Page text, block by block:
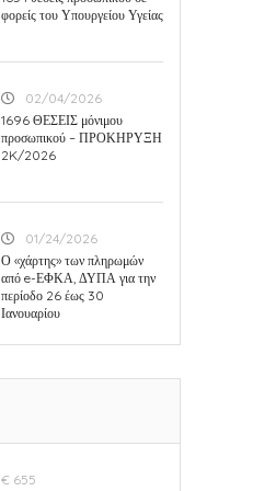
φορείς του Υπουργείου Υγείας
02/04/2026
1696 ΘΕΣΕΙΣ μόνιμου
προσωπικού – ΠΡΟΚΗΡΥΞΗ
2K/2026
01/24/2026
Ο «χάρτης» των πληρωμών
από e-ΕΦΚΑ, ΔΥΠΑ για την
περίοδο 26 έως 30
Ιανουαρίου
€ 655